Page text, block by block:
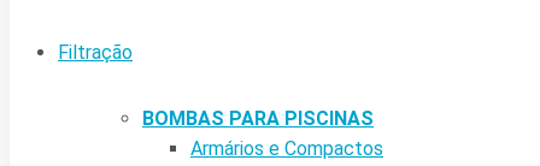
Filtração
BOMBAS PARA PISCINAS
Armários e Compactos